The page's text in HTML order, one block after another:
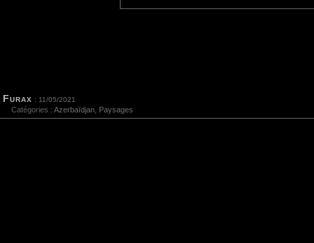
Furax : 11/05/2021
Catégories : Azerbaïdjan Paysages